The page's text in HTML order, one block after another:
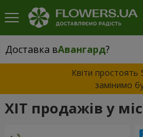
Доставка вАвангард?
Доставка вАвангард|
Квіти простоять
замінимо
ХІТ продажів у